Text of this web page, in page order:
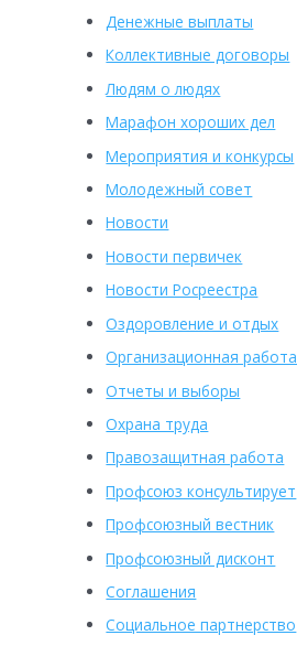
Денежные выплаты
Коллективные договоры
Людям о людях
Марафон хороших дел
Мероприятия и конкурсы
Молодежный совет
Новости
Новости первичек
Новости Росреестра
Оздоровление и отдых
Организационная работа
Отчеты и выборы
Охрана труда
Правозащитная работа
Профсоюз консультирует
Профсоюзный вестник
Профсоюзный дисконт
Соглашения
Социальное партнерство